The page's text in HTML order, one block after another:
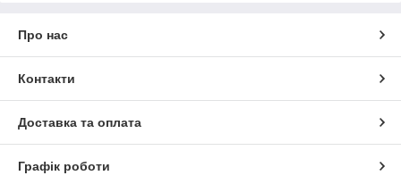
Про нас
Контакти
Доставка та оплата
Графік роботи